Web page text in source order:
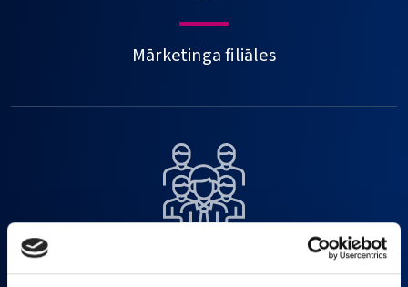
Mārketinga filiāles
12167